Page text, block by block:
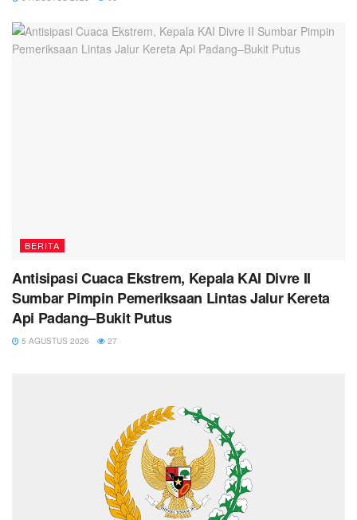
BERITA
Antisipasi Cuaca Ekstrem, Kepala KAI Divre II
Sumbar Pimpin Pemeriksaan Lintas Jalur Kereta
Api Padang–Bukit Putus
5 AGUSTUS 2026 27